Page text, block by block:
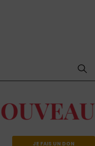
JE FAIS UN DON